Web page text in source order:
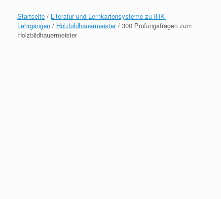
Startseite / Literatur und Lernkartensysteme zu IHK-
Lehrgängen / Holzbildhauermeister/ 300 Prüfungsfragen zum
Holzbildhauermeister